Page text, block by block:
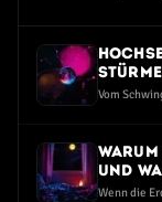
Vom
und
zu tun
Wenn die